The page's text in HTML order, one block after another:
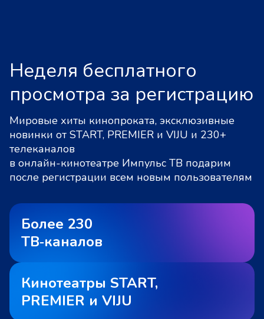
Неделя бесплатного
просмотра за регистрацию
Мировые хиты кинопроката, эксклюзивные
новинки от START, PREMIER и VIJU и 230+
телеканалов
в онлайн-кинотеатре Импульс ТВ подарим
после регистрации всем новым пользователям
Более 230
ТВ‑каналов
Кинотеатры START,
PREMIER и VIJU